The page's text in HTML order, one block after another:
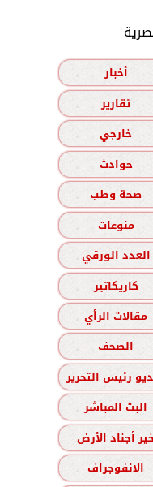
أخبار
تقارير
خارجي
حوادث
صحة وطب
منوعات
العدد الورقي
كاريكاتير
مقالات الرأي
الصحف
رئيس التحرير
البث المباشر
أجناد الأرض
الانفوجراف